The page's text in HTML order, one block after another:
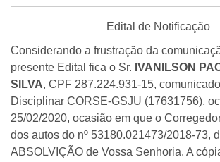
Edital de Notificação
Considerando a frustração da
presente Edital fica o Sr. IVANILSON
SILVA, CPF 287.224.931-15,
Disciplinar CORSE-GSJU (17631756),
25/02/2020, ocasião em que o
dos autos do nº 53180.021473/2018-73,
ABSOLVIÇÃO de Vossa Senhoria. A